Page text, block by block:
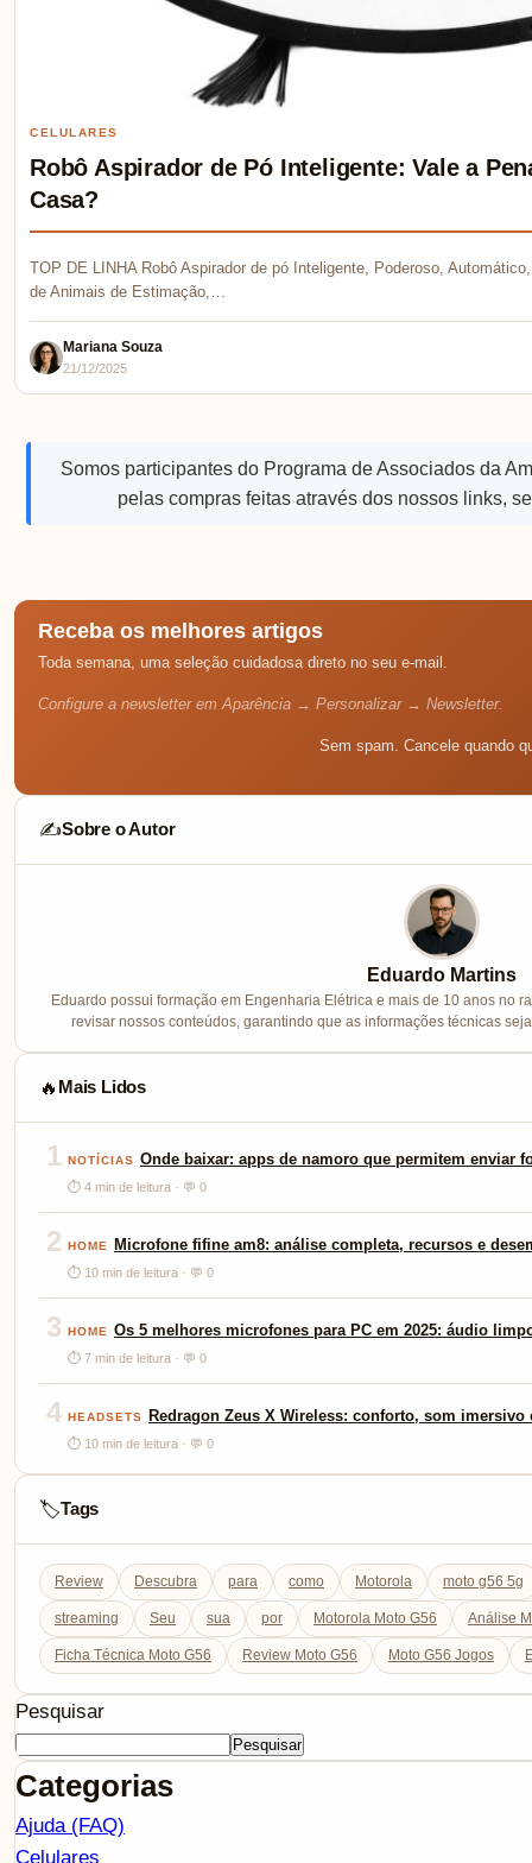
CELULARES
Robô Aspirador de Pó Inteligente: Vale a
Casa?
TOP DE LINHA Robô Aspirador de pó Inteligente, Poderoso,
de Animais de Estimação,…
Mariana Souza
21/12/2025
Somos participantes do Programa de Associados da
pelas compras feitas através dos nossos links,
Receba os melhores artigos
Toda semana, uma seleção cuidadosa direto no seu e-mail.
Configure a newsletter em Aparência → Personalizar → Newsletter.
Sem spam. Cancele quando
✍️Sobre o Autor
Eduardo Martins
Eduardo possui formação em Engenharia Elétrica e mais de 10 anos no
revisar nossos conteúdos, garantindo que as informações técnicas
🔥 Mais Lidos
1 NOTÍCIAS Onde baixar: apps de namoro que permitem enviar
⏱ 4 min de leitura · 💬 0
2 HOME Microfone fifine am8: análise completa, recursos e
⏱ 10 min de leitura · 💬 0
3 HOME Os 5 melhores microfones para PC em 2025: áudio
⏱ 7 min de leitura · 💬 0
4 HEADSETS Redragon Zeus X Wireless: conforto, som
⏱ 10 min de leitura · 💬 0
🏷️Tags
Review Descubra para como Motorola moto g56 5g
streaming Seu sua por Motorola Moto G56 Análise
Ficha Técnica Moto G56 Review Moto G56 Moto G56 Jogos
Pesquisar
Pesquisar
Categorias
Ajuda (FAQ)
Celulares